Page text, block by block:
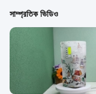
সাম্প্রতিক ভিডিও